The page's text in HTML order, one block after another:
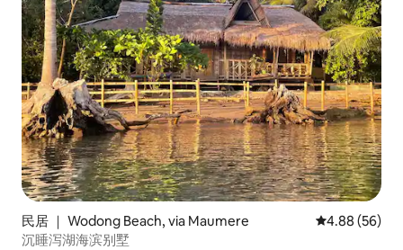
民居 ｜ Wodong Beach, via Maumere 平均评分 4.88
4.88 (56)
沉睡泻湖海滨别墅